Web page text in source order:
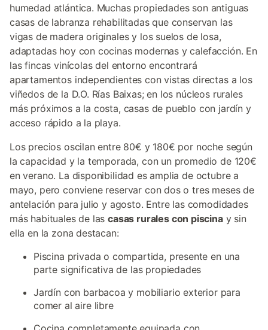
humedad atlántica. Muchas propiedades son antiguas
casas de labranza rehabilitadas que conservan las
vigas de madera originales y los suelos de losa,
adaptadas hoy con cocinas modernas y calefacción. En
las fincas vinícolas del entorno encontrará
apartamentos independientes con vistas directas a los
viñedos de la D.O. Rías Baixas; en los núcleos rurales
más próximos a la costa, casas de pueblo con jardín y
acceso rápido a la playa.
Los precios oscilan entre 80€ y 180€ por noche según
la capacidad y la temporada, con un promedio de 120€
en verano. La disponibilidad es amplia de octubre a
mayo, pero conviene reservar con dos o tres meses de
antelación para julio y agosto. Entre las comodidades
más habituales de lascasas rurales con piscinay sin
ella en la zona destacan:
Piscina privada o compartida, presente en una
parte significativa de las propiedades
Jardín con barbacoa y mobiliario exterior para
comer al aire libre